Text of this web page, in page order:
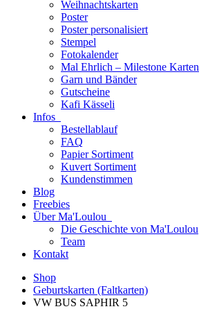
Weihnachtskarten
Poster
Poster personalisiert
Stempel
Fotokalender
Mal Ehrlich – Milestone Karten
Garn und Bänder
Gutscheine
Kafi Kässeli
Infos
Bestellablauf
FAQ
Papier Sortiment
Kuvert Sortiment
Kundenstimmen
Blog
Freebies
Über Ma'Loulou
Die Geschichte von Ma'Loulou
Team
Kontakt
Shop
Geburtskarten (Faltkarten)
VW BUS SAPHIR 5